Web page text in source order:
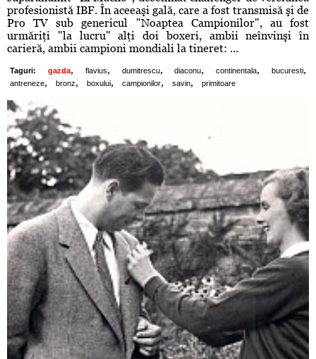
profesionistă IBF. În aceeaşi gală, care a fost transmisă şi de
Pro TV sub genericul "Noaptea Campionilor", au fost
urmăriţi "la lucru" alţi doi boxeri, ambii neînvinşi în
carieră, ambii campioni mondiali la tineret: ...
Taguri: gazda, flavius, dumitrescu, diaconu, continentala, bucuresti,
antreneze, bronz, boxului, campionilor, savin, primitoare